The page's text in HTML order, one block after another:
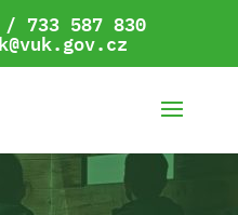
733 587 830